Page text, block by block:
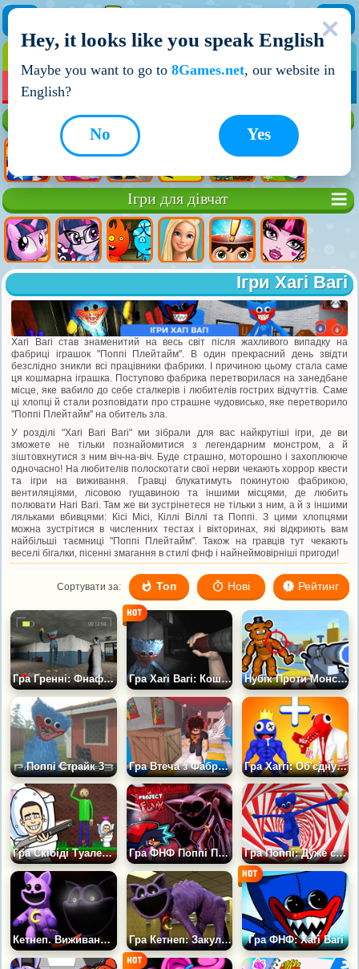
НОВІ ІГРИ
Ігри для дівчат
Ігри Хагі Вагі
Хагі Вагі став знаменитий на весь світ після жахливого випадку на
фабриці іграшок "Поппі Плейтайм". В один прекрасний день звідти
безслідно зникли всі працівники фабрики. І причиною цьому стала саме
ця кошмарна іграшка. Поступово фабрика перетворилася на занедбане
місце, яке вабило до себе сталкерів і любителів гострих відчуттів. Саме
ці хлопці й стали розповідати про страшне чудовисько, яке перетворило
"Поппі Плейтайм" на обитель зла.
У розділі "Хаri Вari Вari" ми зібрали для вас найкрутіші ігри, де ви
зможете не тільки познайомитися з легендарним монстром, а й
зіштовхнутися з ним віч-на-віч. Буде страшно, моторошно і захоплююче
одночасно! На любителів полоскотати свої нерви чекають хоррор квести
та ігри на виживання. Гравці блукатимуть покинутою фабрикою,
вентиляціями, лісовою гущавиною та іншими місцями, де любить
полювати Hari Bari. Там же ви зустрінетеся не тільки з ним, а й з іншими
ляльками вбивцями: Кісі Місі, Кіллі Віллі та Поппі. З цими хлопцями
можна зустрітися в численних тестах і вікторинах, які відкриють вам
найбільші таємниці "Поппі Плейтайм". Також на гравців тут чекають
веселі бігалки, пісенні змагання в стилі фнф і найнеймовірніші пригоди!
Сортувати за: Топ Нові Рейтинг
Гра Гренні: Фнаф Лікарня Гра Хагі Вагі: Кошмар у Поппі Плейтайм Нубік Проти Монстрів і Морфів 3D
Поппі Страйк 3 Гра Втеча з Фабрики: 3D Хоррор Гра Хаггі: Об'єднуйся і Бийся
Гра Скібіді Туалет проти Хагі Вагі 2: Школа Гра ФНФ Поппі Плейтайм 3: Проект Фанк Гра Поппі: Дуже смачний Оббі
Кетнеп. Виживання і Морфи Гра Кетнеп: Закулісся Гра ФНФ: Хагі Вагі
Hey, it looks like you speak English
Maybe you want to go to 8Games.net, our website in
English?
Yes
No